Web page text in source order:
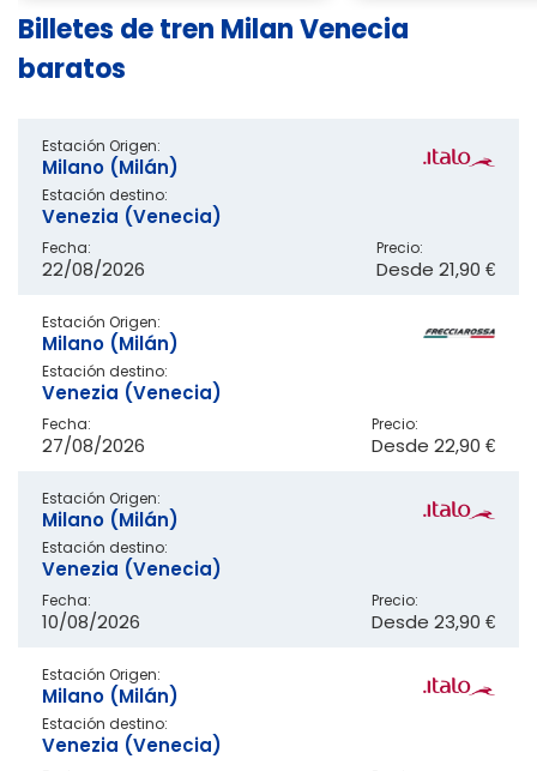
Billetes de tren Milan Venecia
baratos
Estación Origen:
Milano (Milán)
Estación destino:
Venezia (Venecia)
Fecha:
22/08/2026
Precio:
Desde 21,90 €
Estación Origen:
Milano (Milán)
Estación destino:
Venezia (Venecia)
Fecha:
27/08/2026
Precio:
Desde 22,90 €
Estación Origen:
Milano (Milán)
Estación destino:
Venezia (Venecia)
Fecha:
10/08/2026
Precio:
Desde 23,90 €
Estación Origen:
Milano (Milán)
Estación destino:
Venezia (Venecia)